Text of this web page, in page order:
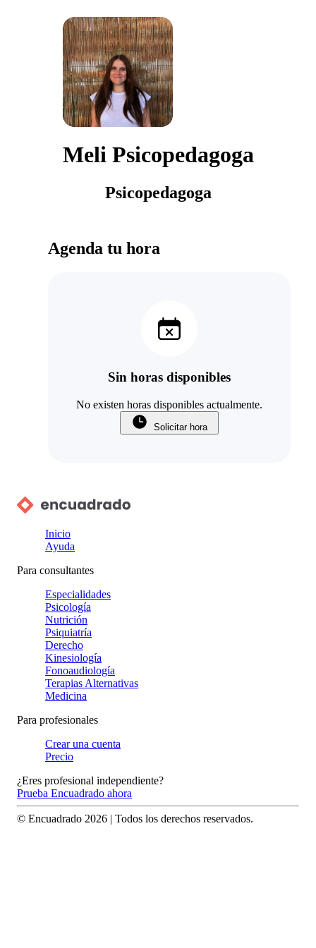
Meli Psicopedagoga
Psicopedagoga
Agenda tu hora
Sin horas disponibles
No existen horas disponibles actualmente.
Solicitar hora
Inicio
Ayuda
Para consultantes
Especialidades
Psicología
Nutrición
Psiquiatría
Derecho
Kinesiología
Fonoaudiología
Terapias Alternativas
Medicina
Para profesionales
Crear una cuenta
Precio
¿Eres profesional independiente?
Prueba Encuadrado ahora
© Encuadrado 2026 | Todos los derechos reservados.